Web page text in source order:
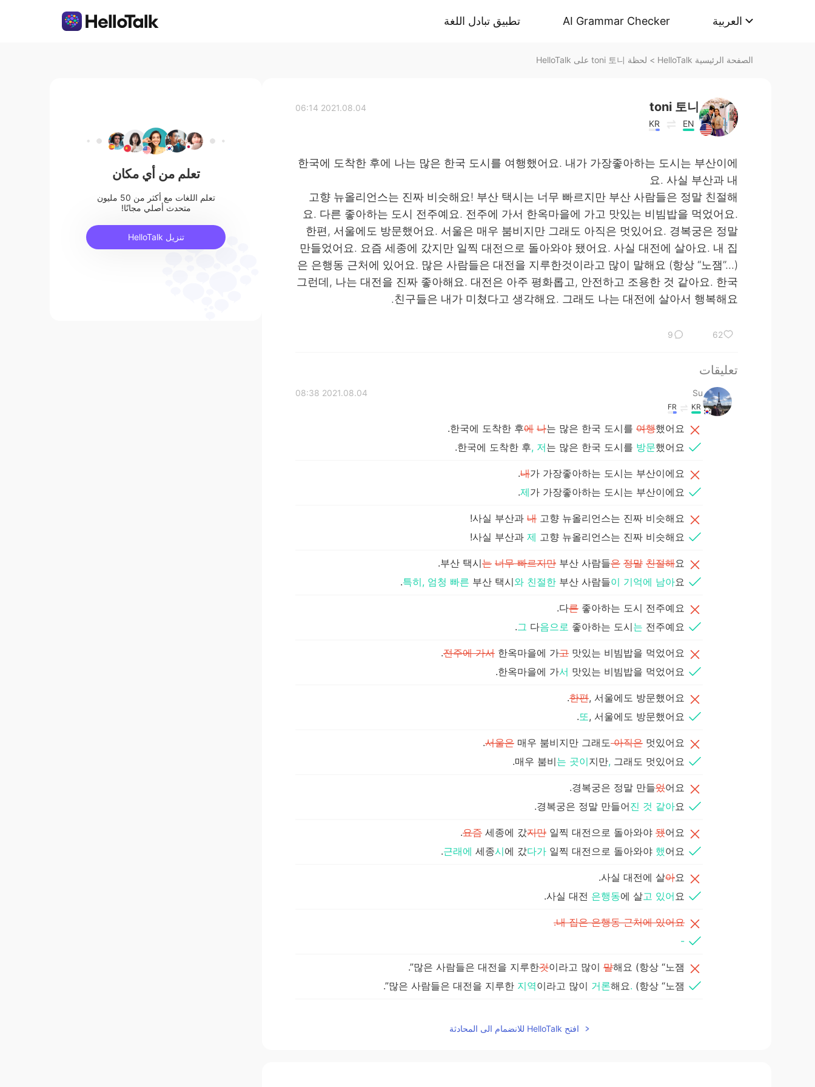
تطبيق تبادل اللغة AI Grammar Checker العربية
الصفحة الرئيسية HelloTalk > لحظة toni 토니 على HelloTalk
toni 토니
EN
KR
2021.08.04 06:14
한국에 도착한 후에 나는 많은 한국 도시를 여행했어요. 내가 가장좋아하는 도시는 부산이에
요. 사실 부산과 내
고향 뉴올리언스는 진짜 비슷해요! 부산 택시는 너무 빠르지만 부산 사람들은 정말 친절해
요. 다른 좋아하는 도시 전주예요. 전주에 가서 한옥마을에 가고 맛있는 비빔밥을 먹었어요.
한편, 서울에도 방문했어요. 서울은 매우 붐비지만 그래도 아직은 멋있어요. 경복궁은 정말
만들었어요. 요즘 세종에 갔지만 일찍 대전으로 돌아와야 됐어요. 사실 대전에 살아요. 내 집
은 은행동 근처에 있어요. 많은 사람들은 대전을 지루한것이라고 많이 말해요 (항상 “노잼”...)
그런데, 나는 대전을 진짜 좋아해요. 대전은 아주 평화롭고, 안전하고 조용한 것 같아요. 한국
친구들은 내가 미쳤다고 생각해요. 그래도 나는 대전에 살아서 행복해요.
62
9
تعليقات
Su
2021.08.04 08:38
KR
FR
한국에 도착한 후에 나는 많은 한국 도시를 여행했어요.
한국에 도착한 후, 저는 많은 한국 도시를 방문했어요.
내가 가장좋아하는 도시는 부산이에요.
제가 가장좋아하는 도시는 부산이에요.
사실 부산과 내 고향 뉴올리언스는 진짜 비슷해요!
사실 부산과 제 고향 뉴올리언스는 진짜 비슷해요!
부산 택시는 너무 빠르지만 부산 사람들은 정말 친절해요.
특히, 엄청 빠른 부산 택시와 친절한 부산 사람들이 기억에 남아요.
다른 좋아하는 도시 전주예요.
그 다음으로 좋아하는 도시는 전주예요.
전주에 가서 한옥마을에 가고 맛있는 비빔밥을 먹었어요.
한옥마을에 가서 맛있는 비빔밥을 먹었어요.
한편, 서울에도 방문했어요.
또, 서울에도 방문했어요.
서울은 매우 붐비지만 그래도아직은 멋있어요.
매우 붐비는 곳이지만, 그래도 멋있어요.
경복궁은 정말 만들었어요.
경복궁은 정말 만들어진 것 같아요.
요즘 세종에 갔지만 일찍 대전으로 돌아와야 됐어요.
근래에 세종시에 갔다가 일찍 대전으로 돌아와야 했어요.
사실 대전에 살아요.
사실 대전 은행동에 살고 있어요.
내 집은 은행동 근처에 있어요.
-
많은 사람들은 대전을 지루한것이라고 많이 말해요 (항상 “노잼”.
많은 사람들은 대전을 지루한 지역이라고 많이 거론해요. (항상 “노잼”.
저는 대전을 진짜 좋아해요.افتح HelloTalk للانضمام الى المحادثة
تعلم من أي مكان
تعلم اللغات مع أكثر من 50 مليون
متحدث أصلي مجانًا!
تنزيل HelloTalk